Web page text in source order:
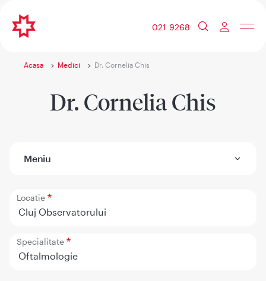
021 9268
Acasa Medici Dr. Cornelia Chis
Dr. Cornelia Chis
Meniu
Locatie
Cluj Observatorului
Specialitate
Oftalmologie